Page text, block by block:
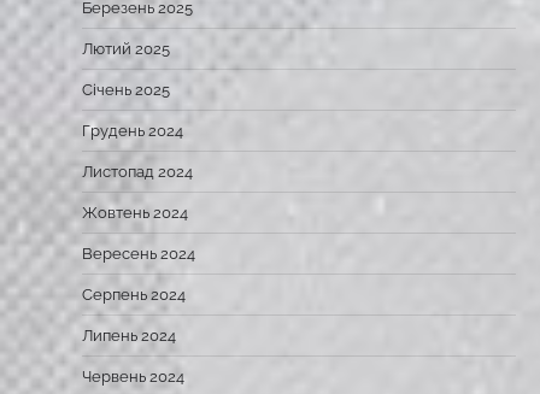
Березень 2025
Лютий 2025
Січень 2025
Грудень 2024
Листопад 2024
Жовтень 2024
Вересень 2024
Серпень 2024
Липень 2024
Червень 2024